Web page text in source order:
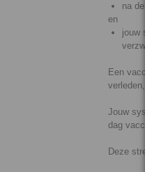
na
en
jouw
Een
Jouw
dag
Deze